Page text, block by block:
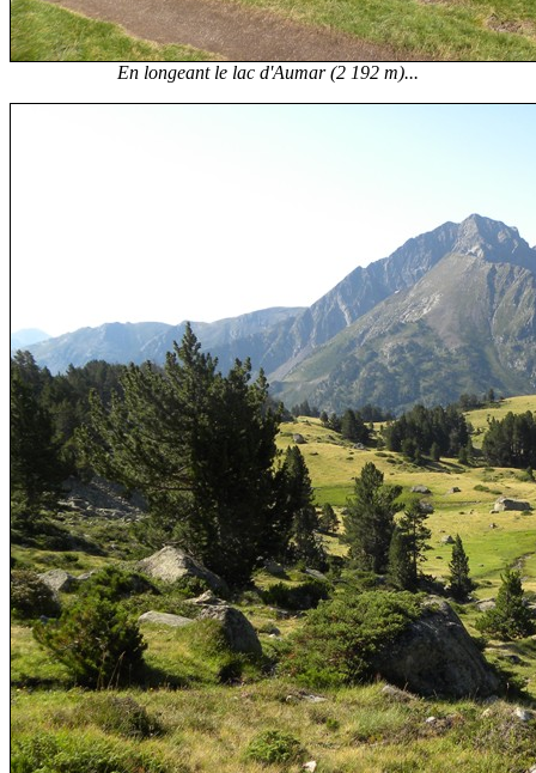
En longeant le lac d'Aumar (2 192 m)...